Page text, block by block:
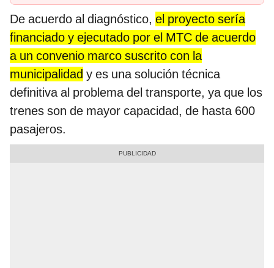
De acuerdo al diagnóstico, el proyecto sería
financiado y ejecutado por el MTC de acuerdo
a un convenio marco suscrito con la
municipalidad y es una solución técnica
definitiva al problema del transporte, ya que los
trenes son de mayor capacidad, de hasta 600
pasajeros.